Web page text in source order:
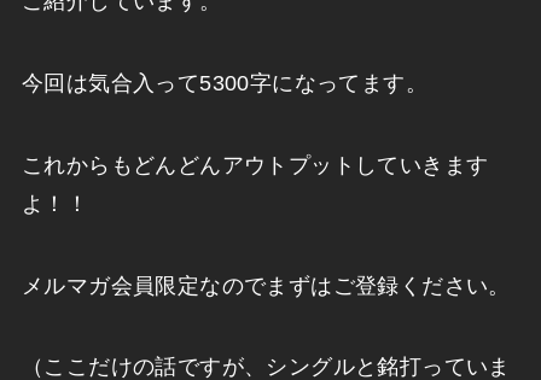
今回は気合入って5300字になってます。
これからもどんどんアウトプットしていきます
よ！！
メルマガ会員限定なのでまずはご登録ください。
（ここだけの話ですが、シングルと銘打っていま